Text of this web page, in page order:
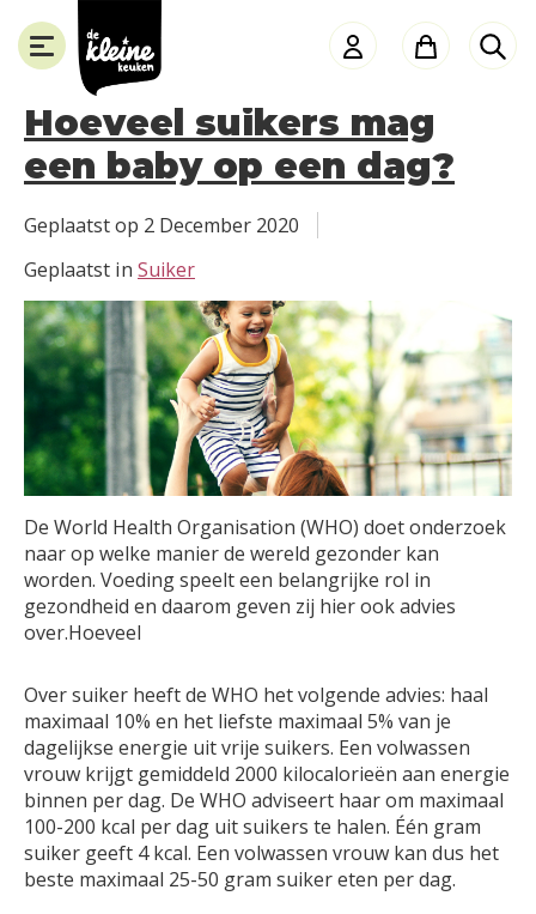
de
Kleine
Keuken
SLUITEN
Hoeveel suikers mag
een baby op een dag?
Geplaatst op 2 December 2020
Geplaatst in Suiker
De World Health Organisation (WHO) doet onderzoek
naar op welke manier de wereld gezonder kan
worden. Voeding speelt een belangrijke rol in
gezondheid en daarom geven zij hier ook advies
over.Hoeveel
Over suiker heeft de WHO het volgende advies: haal
maximaal 10% en het liefste maximaal 5% van je
dagelijkse energie uit vrije suikers. Een volwassen
vrouw krijgt gemiddeld 2000 kilocalorieën aan energie
binnen per dag. De WHO adviseert haar om maximaal
100-200 kcal per dag uit suikers te halen. Één gram
suiker geeft 4 kcal. Een volwassen vrouw kan dus het
beste maximaal 25-50 gram suiker eten per dag.